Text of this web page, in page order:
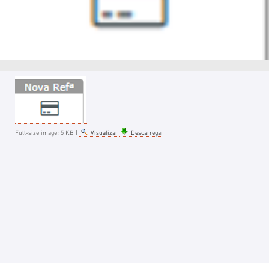
Full-size image: 5 KB | Visualizar Descarregar